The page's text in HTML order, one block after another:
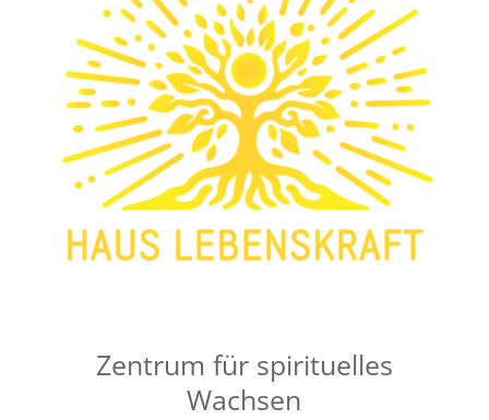
Zentrum für spirituelles
Wachsen